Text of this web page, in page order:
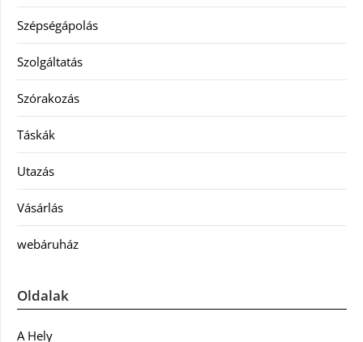
Szépségápolás
Szolgáltatás
Szórakozás
Táskák
Utazás
Vásárlás
webáruház
Oldalak
A Hely